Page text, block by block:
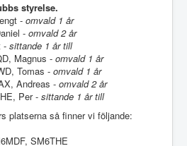
styrelse.
- omvald 1 år
- omvald 2 år
- sittande 1 år till
Magnus - omvald 1 år
Tomas - omvald 1 år
Andreas - omvald 2 år
Per - sittande 1 år till
platserna så finner vi följande:
SM6THE